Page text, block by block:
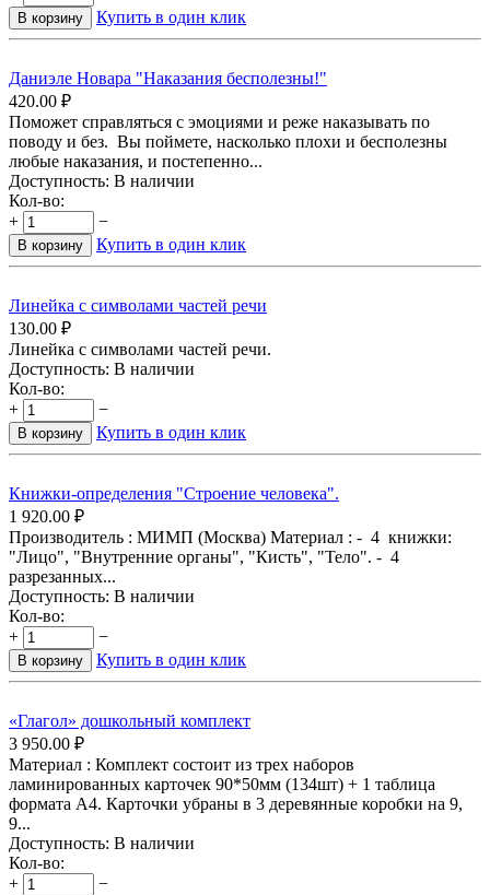
В корзину Купить в один клик
Даниэле Новара "Наказания бесполезны!"
420.00 ₽
Поможет справляться с эмоциями и реже наказывать по
поводу и без. Вы поймете, насколько плохи и бесполезны
любые наказания, и постепенно...
Доступность: В наличии
Кол-во:
+
−
В корзину Купить в один клик
Линейка с символами частей речи
130.00 ₽
Линейка с символами частей речи.
Доступность: В наличии
Кол-во:
+
−
В корзину Купить в один клик
Книжки-определения "Строение человека".
1 920.00 ₽
Производитель : МИМП (Москва) Материал : - 4 книжки:
"Лицо", "Внутренние органы", "Кисть", "Тело". - 4
разрезанных...
Доступность: В наличии
Кол-во:
+
−
В корзину Купить в один клик
«Глагол» дошкольный комплект
3 950.00 ₽
Материал : Комплект состоит из трех наборов
ламинированных карточек 90*50мм (134шт) + 1 таблица
формата А4. Карточки убраны в 3 деревянные коробки на 9,
9...
Доступность: В наличии
Кол-во:
+
−